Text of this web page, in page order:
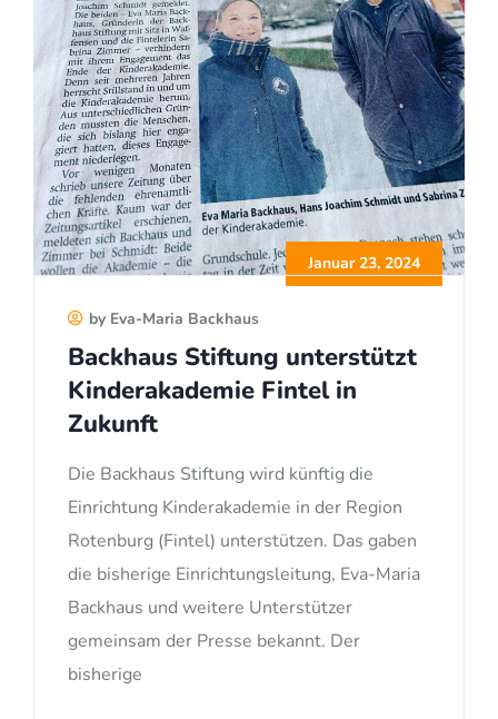
Januar 23, 2024
by Eva-Maria Backhaus
Backhaus Stiftung unterstützt
Kinderakademie Fintel in
Zukunft
Die Backhaus Stiftung wird künftig die
Einrichtung Kinderakademie in der Region
Rotenburg (Fintel) unterstützen. Das gaben
die bisherige Einrichtungsleitung, Eva-Maria
Backhaus und weitere Unterstützer
gemeinsam der Presse bekannt. Der
bisherige